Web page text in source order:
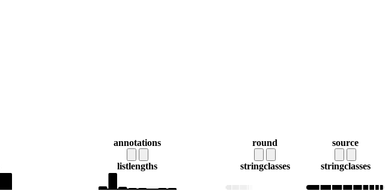
annotations
listlengths
round
stringclasses
source
stringclasses